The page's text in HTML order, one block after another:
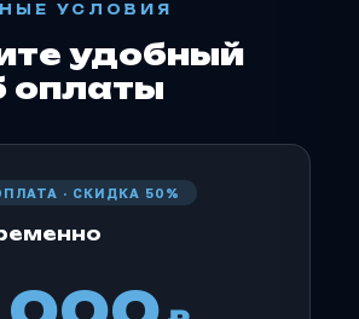
УСЛОВИЯ
удобный
оплаты
· СКИДКА 50%